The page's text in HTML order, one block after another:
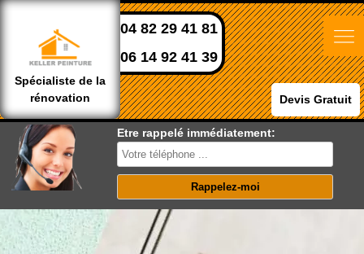
Spécialiste de la
rénovation
04 82 29 41 81
06 14 92 41 39
Devis Gratuit
Etre rappelé immédiatement: